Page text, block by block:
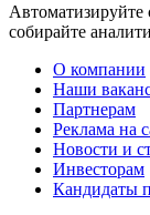
Автоматизируйте
собирайте
О компании
Наши
Партнерам
Реклама на
Новости и
Инвесторам
Кандидаты